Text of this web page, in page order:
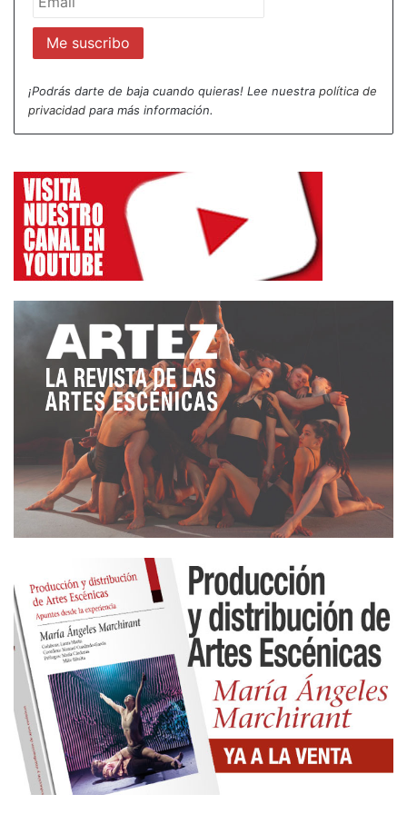
¡Podrás darte de baja cuando quieras! Lee nuestra política de
privacidad para más información.